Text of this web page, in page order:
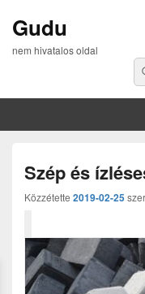
Gudu
nem hivatalos oldal
Szép és
Közzétette 2019-02-25